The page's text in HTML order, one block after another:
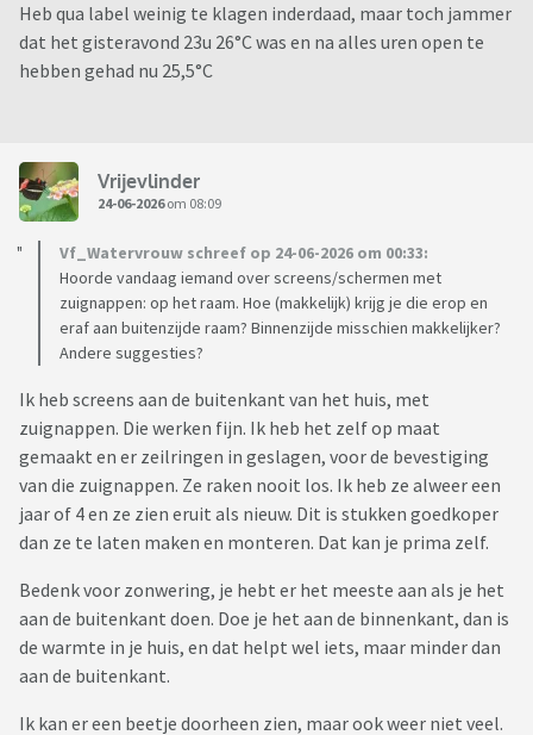
Heb qua label weinig te klagen inderdaad, maar toch jammer
dat het gisteravond 23u 26°C was en na alles uren open te
hebben gehad nu 25,5°C
Vrijevlinder
24-06-2026om 08:09
Vf_Watervrouw schreef op 24-06-2026 om 00:33:
Hoorde vandaag iemand over screens/schermen met
zuignappen: op het raam. Hoe (makkelijk) krijg je die erop en
eraf aan buitenzijde raam? Binnenzijde misschien makkelijker?
Andere suggesties?
Ik heb screens aan de buitenkant van het huis, met
zuignappen. Die werken fijn. Ik heb het zelf op maat
gemaakt en er zeilringen in geslagen, voor de bevestiging
van die zuignappen. Ze raken nooit los. Ik heb ze alweer een
jaar of 4 en ze zien eruit als nieuw. Dit is stukken goedkoper
dan ze te laten maken en monteren. Dat kan je prima zelf.
Bedenk voor zonwering, je hebt er het meeste aan als je het
aan de buitenkant doen. Doe je het aan de binnenkant, dan is
de warmte in je huis, en dat helpt wel iets, maar minder dan
aan de buitenkant.
Ik kan er een beetje doorheen zien, maar ook weer niet veel.